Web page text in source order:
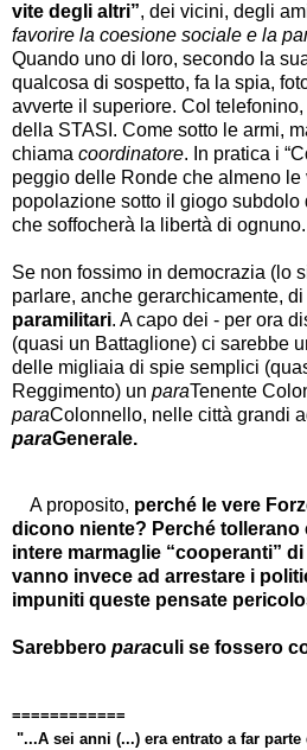
vite degli altri”, dei vicini, degli
favorire la coesione sociale e la
Quando uno di loro, secondo la
qualcosa di sospetto, fa la spia,
avverte il superiore. Col
della STASI. Come sotto le armi,
chiama coordinatore. In pratica i
peggio delle Ronde che almeno le
popolazione sotto il giogo
che soffocherà la libertà di ognuno.
Se non fossimo in democrazia (lo
parlare, anche gerarchicamente, di
paramilitari. A capo dei - per ora
(quasi un Battaglione) ci sarebbe
delle migliaia di spie semplici
Reggimento) un paraTenente
paraColonnello, nelle città grandi
paraGenerale.
A proposito, perché le vere
dicono niente? Perché
intere marmaglie “cooperanti”
vanno invece ad arrestare i
impuniti queste pensate
Sarebbero paraculi se fossero
============
"...A sei anni (...) era entrato a far